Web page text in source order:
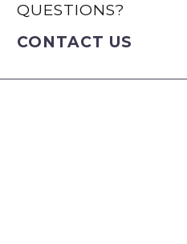
QUESTIONS?
CONTACT US